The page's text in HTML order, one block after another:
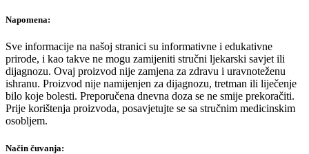
Napomena:
Sve informacije na našoj stranici su informativne i edukativne
prirode, i kao takve ne mogu zamijeniti stručni ljekarski savjet ili
dijagnozu. Ovaj proizvod nije zamjena za zdravu i uravnoteženu
ishranu. Proizvod nije namijenjen za dijagnozu, tretman ili liječenje
bilo koje bolesti. Preporučena dnevna doza se ne smije prekoračiti.
Prije korištenja proizvoda, posavjetujte se sa stručnim medicinskim
osobljem.
Način čuvanja: